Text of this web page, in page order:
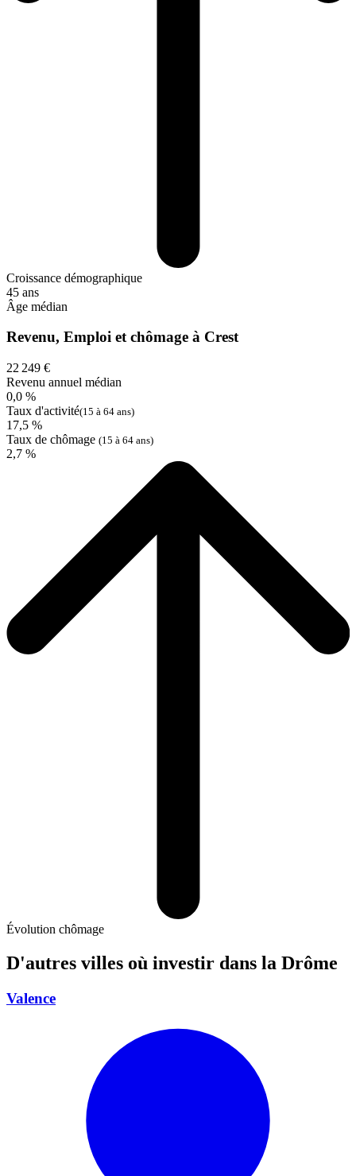
Croissance démographique
45 ans
Âge médian
Revenu, Emploi et chômage à Crest
22 249 €
Revenu annuel médian
0,0 %
Taux d'activité(15 à 64 ans)
17,5 %
Taux de chômage (15 à 64 ans)
2,7 %
Évolution chômage
D'autres villes où investir dans la Drôme
Valence